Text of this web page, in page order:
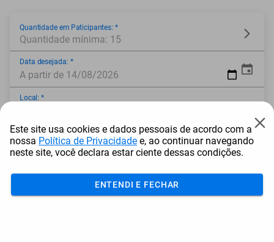
Quantidade em Paticipantes: *
Quantidade mínima: 15
Data desejada: *
A partir de 14/08/2026
Local: *
* Campo obrigatório
Adicionar ao carrinho
Este site usa cookies e dados pessoais de acordo com a
nossa Política de Privacidade e, ao continuar navegando
neste site, você declara estar ciente dessas condições.
ENTENDI E FECHAR